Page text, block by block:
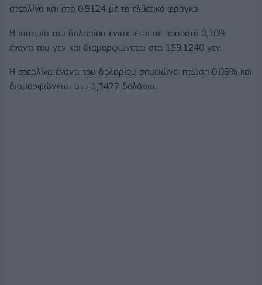
στερλίνα και στο 0,9124 με το ελβετικό φράγκο.
Η ισοτιμία του δολαρίου ενισχύεται σε ποσοστό 0,10%
έναντι του γεν και διαμορφώνεται στα 159,1240 γεν.
Η στερλίνα έναντι του δολαρίου σημειώνει πτώση 0,06% και
διαμορφώνεται στα 1,3422 δολάρια.